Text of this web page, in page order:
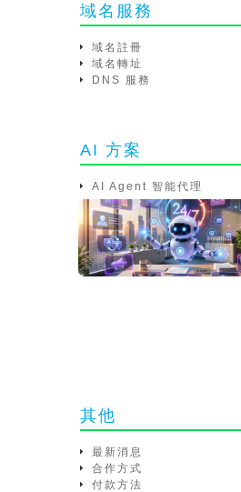
域名服務
域名註冊
域名轉址
DNS 服務
AI 方案
AI Agent 智能代理
其他
最新消息
合作方式
付款方法